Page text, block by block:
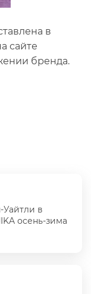
Уайтли в
осень-зима
в
сайте
бренда.